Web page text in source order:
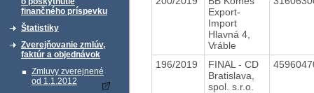
finančného príspevku
Štatistiky
Zverejňovanie zmlúv,
faktúr a objednávok
Zmluvy zverejnené
od 1.1.2012
Export-
Import
Hlavná 4,
Vráble
196/2019
FINAL - CD
Bratislava,
spol. s.r.o.